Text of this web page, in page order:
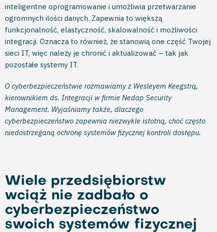
inteligentne oprogramowanie i umożliwia przetwarzanie
ogromnych ilości danych. Zapewnia to większą
funkcjonalność, elastyczność, skalowalność i możliwości
integracji. Oznacza to również, że stanowią one część Twojej
sieci IT, więc należy je chronić i aktualizować – tak jak
pozostałe systemy IT.
O cyberbezpieczeństwie rozmawiamy z Wesleyem Keegstrą,
kierownikiem ds. Integracji w firmie Nedap Security
Management. Wyjaśniamy także, dlaczego
cyberbezpieczeństwo zapewnia niezwykle istotną, choć często
niedostrzeganą ochronę systemów fizycznej kontroli dostępu.
Wiele przedsiębiorstw
wciąż nie zadbało o
cyberbezpieczeństwo
swoich systemów fizycznej